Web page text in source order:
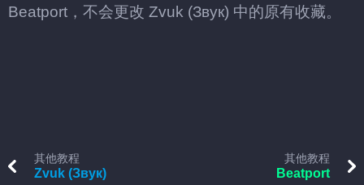
Beatport，不会更改 Zvuk (Звук) 中的原有收藏。
其他教程
Zvuk (Звук)
其他教程
Beatport